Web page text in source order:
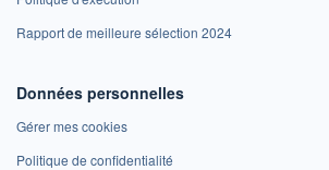
Rapport de meilleure sélection 2024
Données personnelles
Gérer mes cookies
Politique de confidentialité